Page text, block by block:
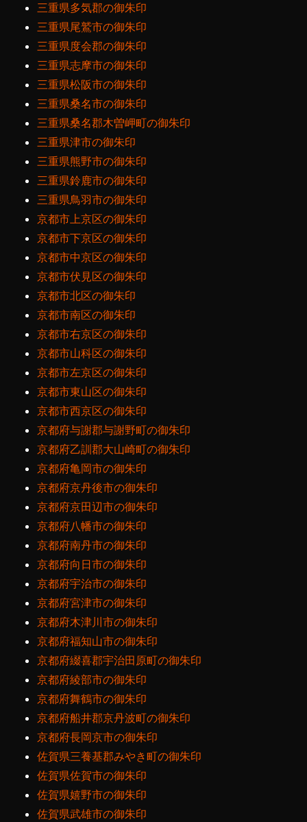
三重県多気郡の御朱印
三重県尾鷲市の御朱印
三重県度会郡の御朱印
三重県志摩市の御朱印
三重県松阪市の御朱印
三重県桑名市の御朱印
三重県桑名郡木曽岬町の御朱印
三重県津市の御朱印
三重県熊野市の御朱印
三重県鈴鹿市の御朱印
三重県鳥羽市の御朱印
京都市上京区の御朱印
京都市下京区の御朱印
京都市中京区の御朱印
京都市伏見区の御朱印
京都市北区の御朱印
京都市南区の御朱印
京都市右京区の御朱印
京都市山科区の御朱印
京都市左京区の御朱印
京都市東山区の御朱印
京都市西京区の御朱印
京都府与謝郡与謝野町の御朱印
京都府乙訓郡大山崎町の御朱印
京都府亀岡市の御朱印
京都府京丹後市の御朱印
京都府京田辺市の御朱印
京都府八幡市の御朱印
京都府南丹市の御朱印
京都府向日市の御朱印
京都府宇治市の御朱印
京都府宮津市の御朱印
京都府木津川市の御朱印
京都府福知山市の御朱印
京都府綴喜郡宇治田原町の御朱印
京都府綾部市の御朱印
京都府舞鶴市の御朱印
京都府船井郡京丹波町の御朱印
京都府長岡京市の御朱印
佐賀県三養基郡みやき町の御朱印
佐賀県佐賀市の御朱印
佐賀県嬉野市の御朱印
佐賀県武雄市の御朱印